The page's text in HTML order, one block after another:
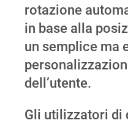
rotazione
in base alla
un semplice ma
dell’utente.
Gli utilizzatori di